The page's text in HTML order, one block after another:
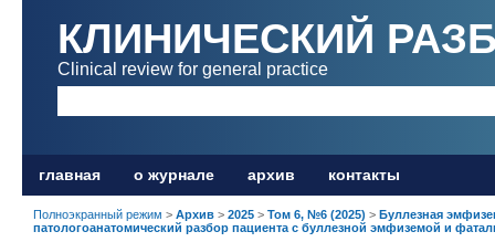
КЛИНИЧЕСКИЙ
Clinical review for general practice
главная о журнале архив контакты
Полноэкранный режим > Архив > 2025 > Том 6, №6 (2025) > Буллезная
патологоанатомический разбор пациента с буллезной эмфиземой и